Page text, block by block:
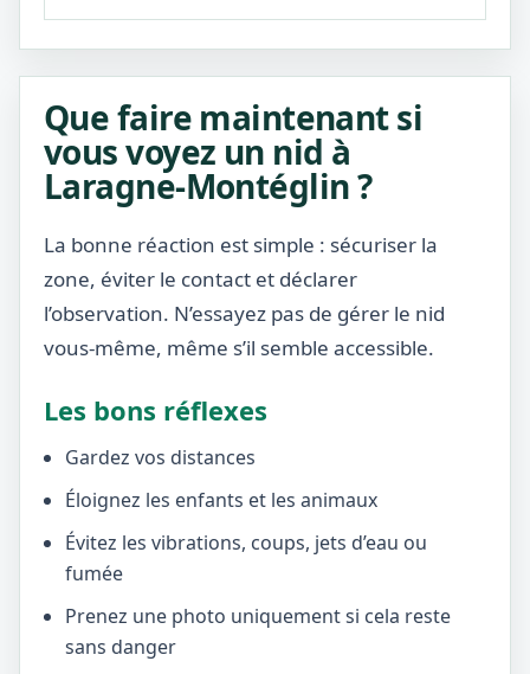
Que faire maintenant si
vous voyez un nid à
Laragne-Montéglin ?
La bonne réaction est simple : sécuriser la
zone, éviter le contact et déclarer
l’observation. N’essayez pas de gérer le nid
vous-même, même s’il semble accessible.
Les bons réflexes
Gardez vos distances
Éloignez les enfants et les animaux
Évitez les vibrations, coups, jets d’eau ou
fumée
Prenez une photo uniquement si cela reste
sans danger